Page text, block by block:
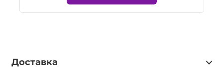
Доставка